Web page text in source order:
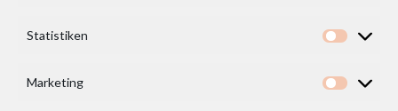
Statistiken
Marketing